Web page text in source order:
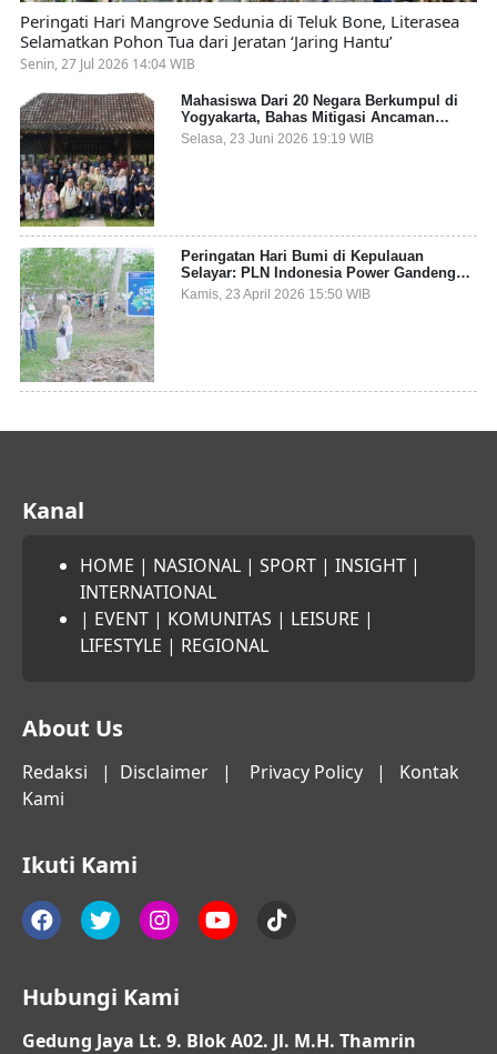
Peringati Hari Mangrove Sedunia di Teluk Bone, Literasea
Selamatkan Pohon Tua dari Jeratan ‘Jaring Hantu’
Senin, 27 Jul 2026 14:04 WIB
Mahasiswa Dari 20 Negara Berkumpul di
Yogyakarta, Bahas Mitigasi Ancaman
Kesehatan Global
Selasa, 23 Juni 2026 19:19 WIB
Peringatan Hari Bumi di Kepulauan
Selayar: PLN Indonesia Power Gandeng
Pemda dan Komunitas, Giatkan Restorasi
Mangrove
Kamis, 23 April 2026 15:50 WIB
Kanal
HOME | NASIONAL | SPORT | INSIGHT |
INTERNATIONAL
| EVENT | KOMUNITAS | LEISURE |
LIFESTYLE | REGIONAL
About Us
Redaksi | Disclaimer | Privacy Policy | Kontak
Kami
Ikuti Kami
Hubungi Kami
Gedung Jaya Lt. 9. Blok A02. Jl. M.H. Thamrin